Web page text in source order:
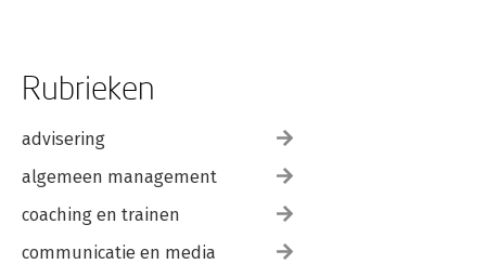
Rubrieken
advisering
algemeen management
coaching en trainen
communicatie en media